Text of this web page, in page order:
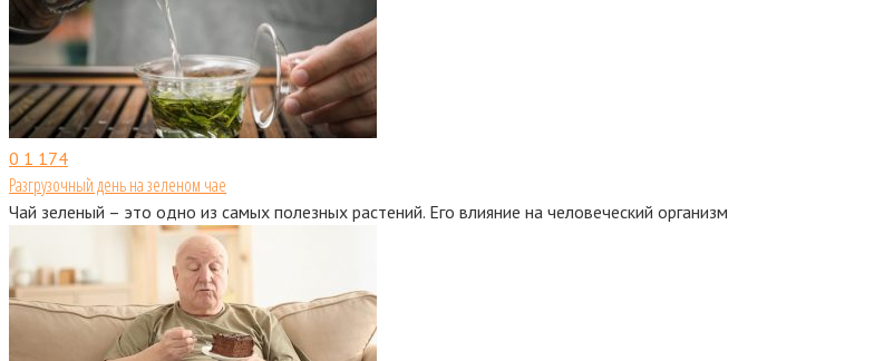
0 1 174
Разгрузочный день на зеленом чае
Чай зеленый – это одно из самых полезных растений. Его влияние на человеческий организм